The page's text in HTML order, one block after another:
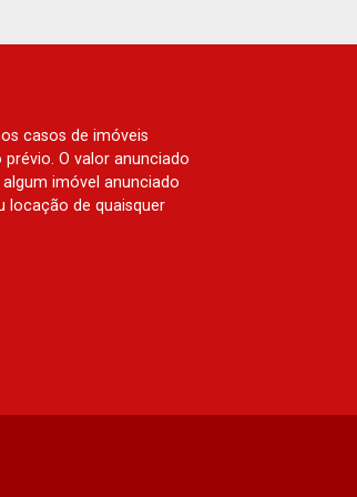
casos de imóveis
O valor anunciado
imóvel anunciado
locação de quaisquer